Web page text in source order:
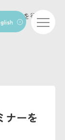
ナーを行いま
ナーを